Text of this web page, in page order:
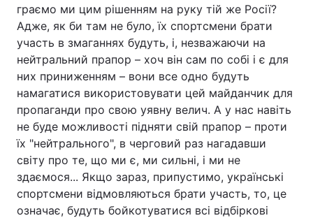
граємо ми цим рішенням на руку тій же Росії?
Адже, як би там не було, їх спортсмени брати
участь в змаганнях будуть, і, незважаючи на
нейтральний прапор – хоч він сам по собі і є для
них приниженням – вони все одно будуть
намагатися використовувати цей майданчик для
пропаганди про свою уявну велич. А у нас навіть
не буде можливості підняти свій прапор – проти
їх "нейтрального", в черговий раз нагадавши
світу про те, що ми є, ми сильні, і ми не
здаємося... Якщо зараз, припустимо, українські
спортсмени відмовляються брати участь, то, це
означає, будуть бойкотуватися всі відбіркові